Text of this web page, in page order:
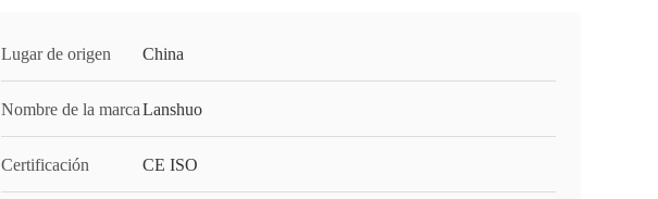
Lugar de origen China
Nombre de la marcaLanshuo
Certificación CE ISO